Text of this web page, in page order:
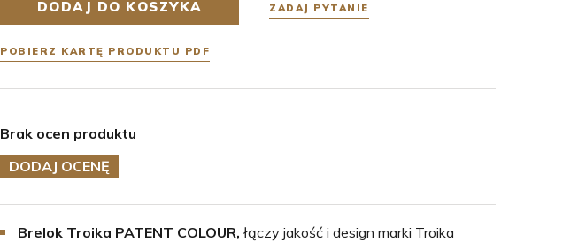
DODAJ DO KOSZYKA ZADAJ PYTANIE
POBIERZ KARTĘ PRODUKTU PDF
Brak ocen produktu
DODAJ OCENĘ
Brelok Troika PATENT COLOUR, łączy jakość i design marki Troika